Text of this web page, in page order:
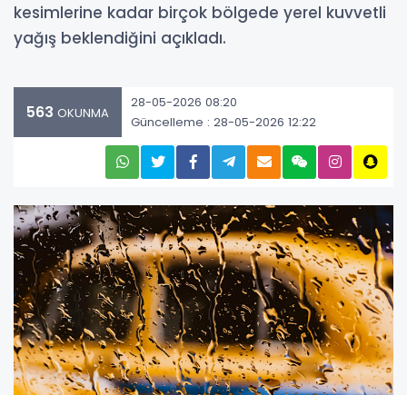
kesimlerine kadar birçok bölgede yerel kuvvetli
yağış beklendiğini açıkladı.
563 OKUNMA
28-05-2026 08:20
Güncelleme : 28-05-2026 12:22